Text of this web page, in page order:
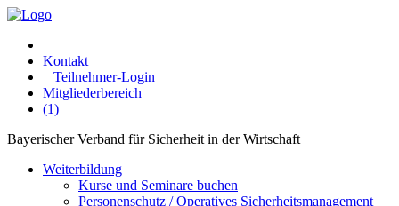
Kontakt
Teilnehmer-Login
Mitgliederbereich
(1)
Bayerischer Verband für Sicherheit in der Wirtschaft
Weiterbildung
Kurse und Seminare buchen
Personenschutz / Operatives Sicherheitsmanagement